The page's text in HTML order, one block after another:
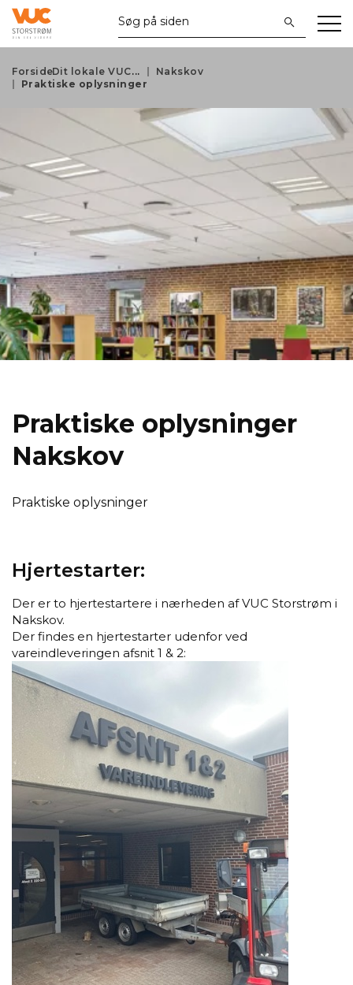
ForsideDit lokale VUC
Nakskov
Praktiske oplysninger
Prak­ti­ske op­lys­nin­ger
Naks­kov
Praktiske oplysninger
Hjertestarter:
Der er to hjertestartere i nærheden af VUC Storstrøm i
Nakskov.
Der findes en hjertestarter udenfor ved
vareindleveringen afsnit 1 & 2: